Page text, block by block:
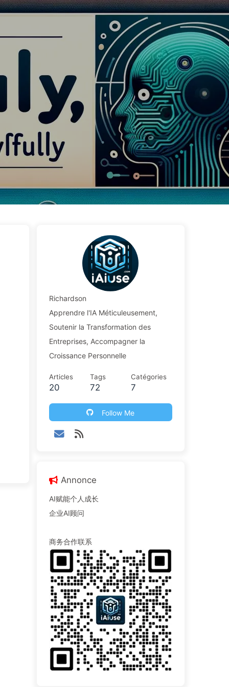
Catégories Liens À propos 🇫🇷 Français
Richardson
Apprendre l'IA Méticuleusement,
Soutenir la Transformation des
Entreprises, Accompagner la
Croissance Personnelle
Articles
20
Tags
72
Catégories
7
Follow Me
Annonce
AI赋能个人成长
企业AI顾问
商务合作联系